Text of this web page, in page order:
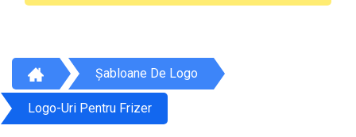
Șabloane De Logo
Logo-Uri Pentru Frizer